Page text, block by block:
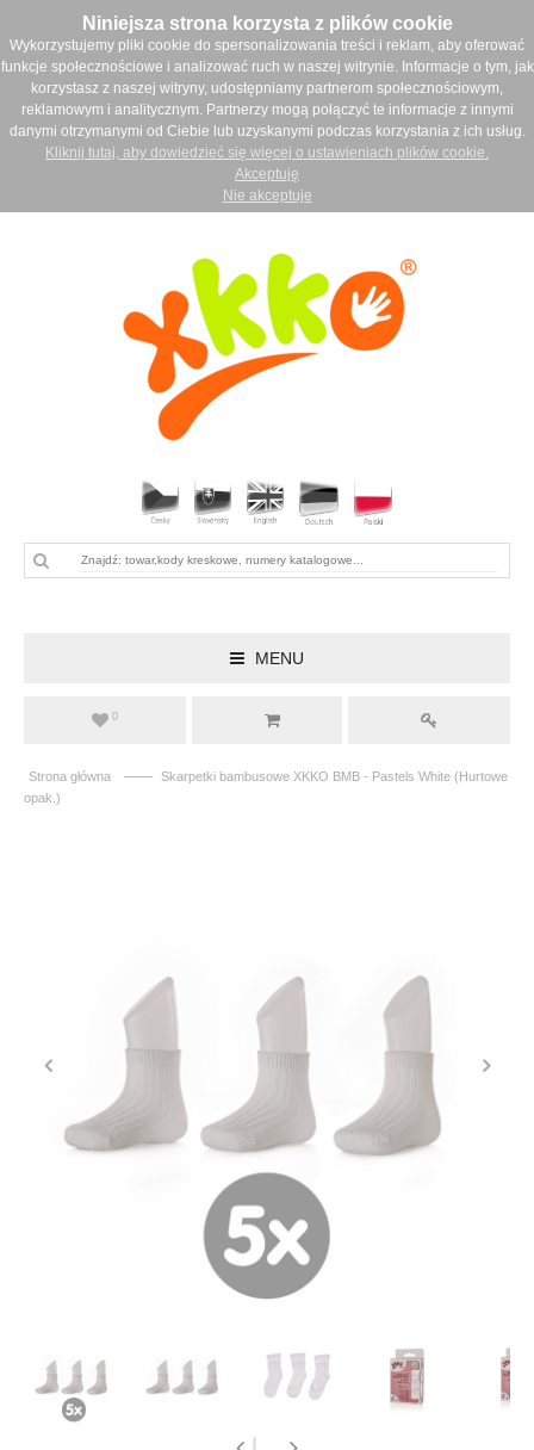
Niniejsza strona korzysta z plików cookie
Wykorzystujemy pliki cookie do spersonalizowania treści i reklam, aby oferować
funkcje społecznościowe i analizować ruch w naszej witrynie. Informacje o tym, jak
korzystasz z naszej witryny, udostępniamy partnerom społecznościowym,
reklamowym i analitycznym. Partnerzy mogą połączyć te informacje z innymi
danymi otrzymanymi od Ciebie lub uzyskanymi podczas korzystania z ich usług.
Kliknij tutaj, aby dowiedzieć się więcej o ustawieniach plików cookie.
Akceptuję
Nie akceptuje
MENU
0
Strona główna —— Skarpetki bambusowe XKKO BMB - Pastels White (Hurtowe
opak.)